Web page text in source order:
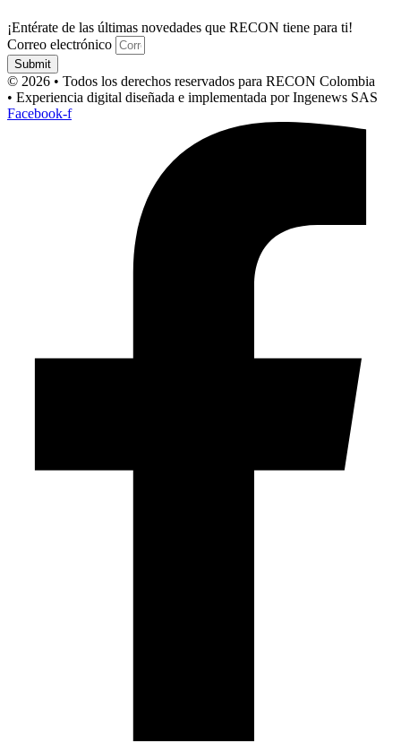
¡Entérate de las últimas novedades que RECON tiene para ti!
Correo electrónico
Submit
© 2026 • Todos los derechos reservados para RECON Colombia
• Experiencia digital diseñada e implementada por Ingenews SAS
Facebook-f